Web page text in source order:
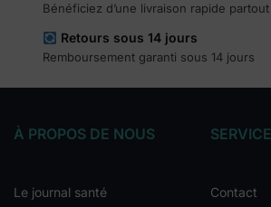
Bénéficiez d’une livraison rapide
Retours sous 14 jours
Remboursement garanti sous 14 jours
À PROPOS DE NOUS
Le journal santé
Contact